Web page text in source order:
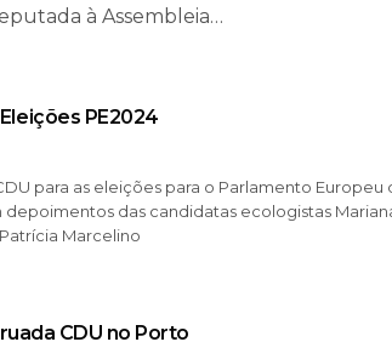
à Assembleia…
PE2024
para as eleições para o Parlamento Europeu
depoimentos das candidatas ecologistas
Marcelino
CDU no Porto